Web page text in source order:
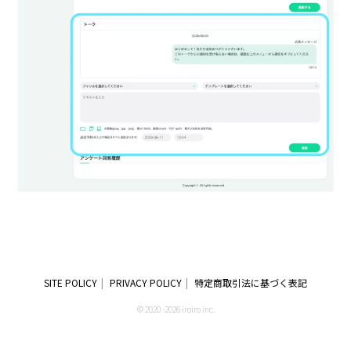
SITE POLICY PRIVACY POLICY 特定商取引法に基づく表記
© 2020 -2026 iroiro inc.